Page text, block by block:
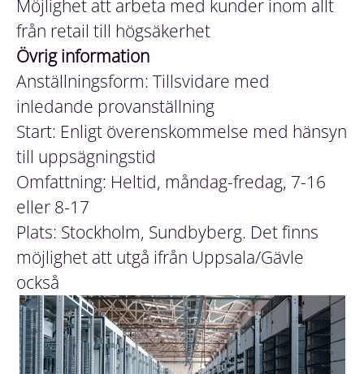
Möjlighet att arbeta med kunder inom allt
från retail till högsäkerhet
Övrig information
Anställningsform: Tillsvidare med
inledande provanställning
Start: Enligt överenskommelse med hänsyn
till uppsägningstid
Omfattning: Heltid, måndag-fredag, 7-16
eller 8-17
Plats: Stockholm, Sundbyberg. Det finns
möjlighet att utgå ifrån Uppsala/Gävle
också